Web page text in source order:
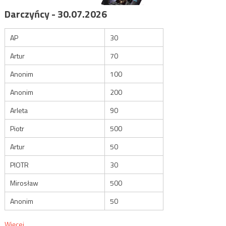
Darczyńcy - 30.07.2026
AP
30
Artur
70
Anonim
100
Anonim
200
Arleta
90
Piotr
500
Artur
50
PIOTR
30
Mirosław
500
Anonim
50